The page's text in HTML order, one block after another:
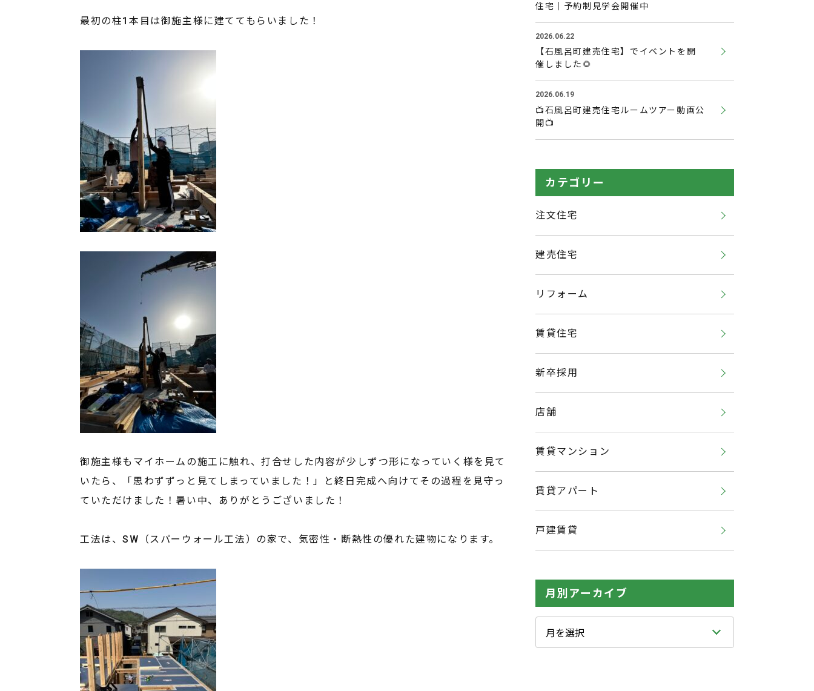
最初の柱1本目は御施主様に建ててもらいました！
御施主様もマイホームの施工に触れ、打合せした内容が少しずつ形になっていく様を見て
いたら、「思わずずっと見てしまっていました！」と終日完成へ向けてその過程を見守っ
ていただけました！暑い中、ありがとうございました！
工法は、SW（スパーウォール工法）の家で、気密性・断熱性の優れた建物になります。
住宅｜予約制見学会開催中
2026.06.22
【石風呂町建売住宅】でイベントを開
催しました🌻
2026.06.19
📺石風呂町建売住宅ルームツアー動画公
開📺
カテゴリー
注文住宅
建売住宅
リフォーム
賃貸住宅
新卒採用
店舗
賃貸マンション
賃貸アパート
戸建賃貸
月別アーカイブ